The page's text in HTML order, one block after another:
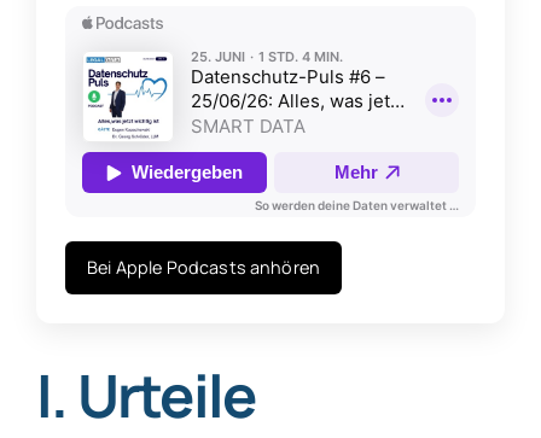
Bei Apple Podcasts anhören
I. Urteile